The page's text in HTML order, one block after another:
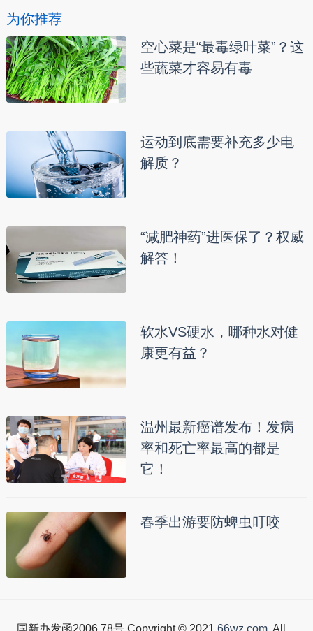
为你推荐
空心菜是“最毒绿叶菜”？这
些蔬菜才容易有毒
运动到底需要补充多少电
解质？
“减肥神药”进医保了？权威
解答！
软水VS硬水，哪种水对健
康更有益？
温州最新癌谱发布！发病
率和死亡率最高的都是
它！
春季出游要防蜱虫叮咬
国新办发函2006.78号 Copyright © 2021 66wz.com. All